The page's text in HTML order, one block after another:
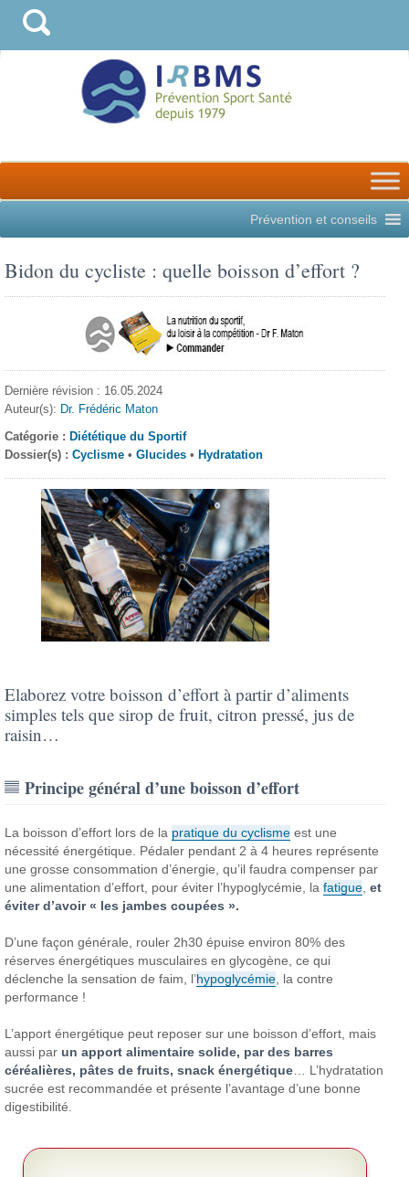
Prévention et conseils
Bidon du cycliste : quelle boisson d’effort ?
Dernière révision : 16.05.2024
Auteur(s): Dr. Frédéric Maton
Catégorie : Diététique du Sportif
Dossier(s) :Cyclisme •Glucides • Hydratation
Elaborez votre boisson d’effort à partir d’aliments
simples tels que sirop de fruit, citron pressé, jus de
raisin…
Principe général d’une boisson d’effort
La boisson d’effort lors de la pratique du cyclisme est une
nécessité énergétique. Pédaler pendant 2 à 4 heures représente
une grosse consommation d’énergie, qu’il faudra compenser par
une alimentation d’effort, pour éviter l’hypoglycémie, lafatigue et
éviter d’avoir « les jambes coupées ».
D’une façon générale, rouler 2h30 épuise environ 80% des
réserves énergétiques musculaires en glycogène, ce qui
déclenche la sensation de faim, l’hypoglycémie , la contre
performance !
L’apport énergétique peut reposer sur une boisson d’effort, mais
aussi par un apport alimentaire solide, par des barres
céréalières, pâtes de fruits, snack énergétique … L’hydratation
sucrée est recommandée et présente l’avantage d’une bonne
digestibilité.